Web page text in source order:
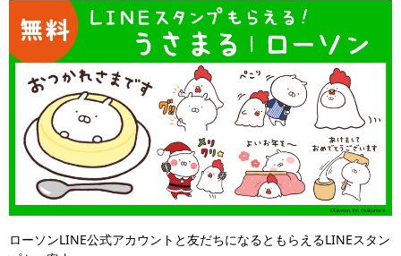
ローソンLINE公式アカウントと友だちになるともらえるLINEスタン